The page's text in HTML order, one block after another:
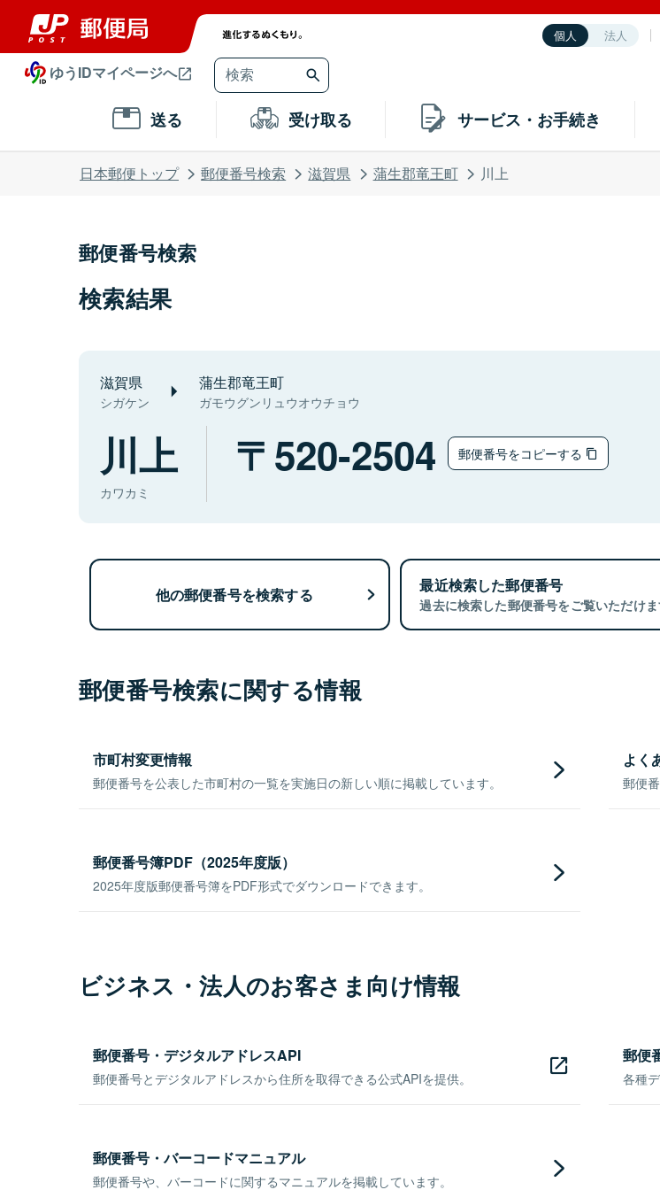
個人 法人
ゆうIDマイページへ
送る 受け取る サービス・お手続き
日本郵便トップ 郵便番号検索 滋賀県 蒲生郡竜王町 川上
郵便番号検索
検索結果
滋賀県
シガケン
蒲生郡竜王町
ガモウグンリュウオウチョウ
川上
カワカミ
520-2504 郵便番号をコピーする
他の郵便番号を検索する 最近検索した郵便番号
過去に検索した郵便番号をご覧いただけま
郵便番号検索に関する情報
市町村変更情報
郵便番号を公表した市町村の一覧を実施日の新しい順に掲載しています。
よく
郵便
郵便番号簿PDF（2025年度版）
2025年度版郵便番号簿をPDF形式でダウンロードできます。
ビジネス・法人のお客さま向け情報
郵便番号・デジタルアドレスAPI
郵便番号とデジタルアドレスから住所を取得できる公式APIを提供。
郵便
各種
郵便番号・バーコードマニュアル
郵便番号や、バーコードに関するマニュアルを掲載しています。